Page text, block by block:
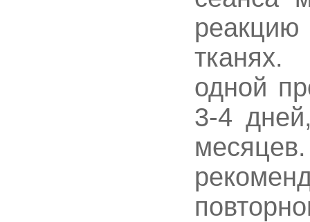
одной
3-4